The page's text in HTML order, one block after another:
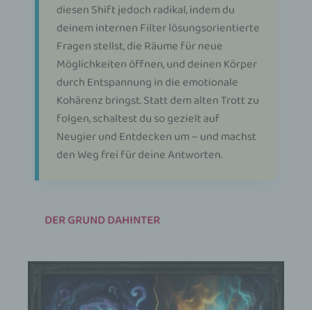
diesen Shift jedoch radikal, indem du
deinem internen Filter lösungsorientierte
Fragen stellst, die Räume für neue
Möglichkeiten öffnen, und deinen Körper
durch Entspannung in die emotionale
Kohärenz bringst. Statt dem alten Trott zu
folgen, schaltest du so gezielt auf
Neugier und Entdecken um – und machst
den Weg frei für deine Antworten.
DER GRUND DAHINTER